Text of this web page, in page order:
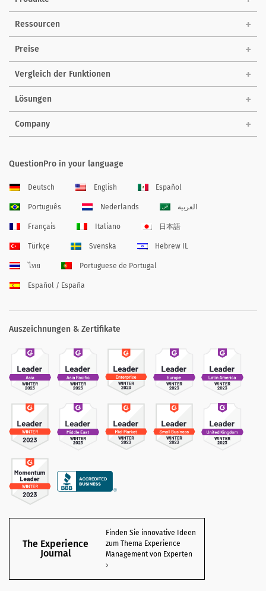
Ressourcen
Preise
Vergleich der Funktionen
Lösungen
Company
QuestionPro in your language
Deutsch English Español
Português Nederlands العربية
Français Italiano 日本語
Türkçe Svenska Hebrew IL
ไทย Portuguese de Portugal
Español / España
Auszeichnungen & Zertifikate
The Experience
Journal
Finden Sie innovative Ideen
zum Thema Experience
Management von Experten